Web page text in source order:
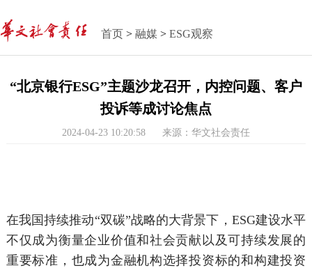
首页 > 融媒 > ESG观察
“北京银行ESG”主题沙龙召开，内控问题、客户
投诉等成讨论焦点
2024-04-23 10:20:58 来源：华文社会责任
在我国持续推动“双碳”战略的大背景下，ESG建设水平
不仅成为衡量企业价值和社会贡献以及可持续发展的
重要标准，也成为金融机构选择投资标的和构建投资